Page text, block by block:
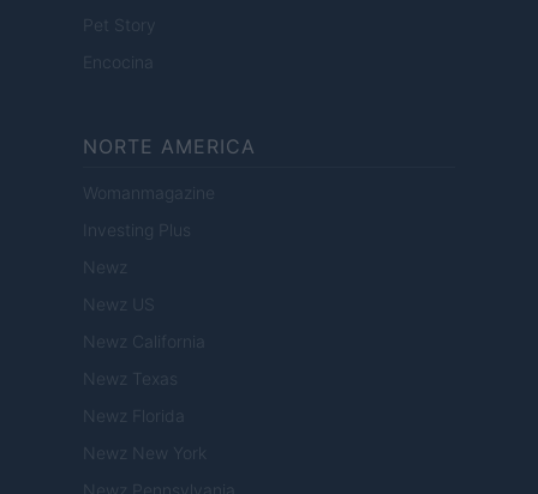
Pet Story
Encocina
NORTE AMERICA
Womanmagazine
Investing Plus
Newz
Newz US
Newz California
Newz Texas
Newz Florida
Newz New York